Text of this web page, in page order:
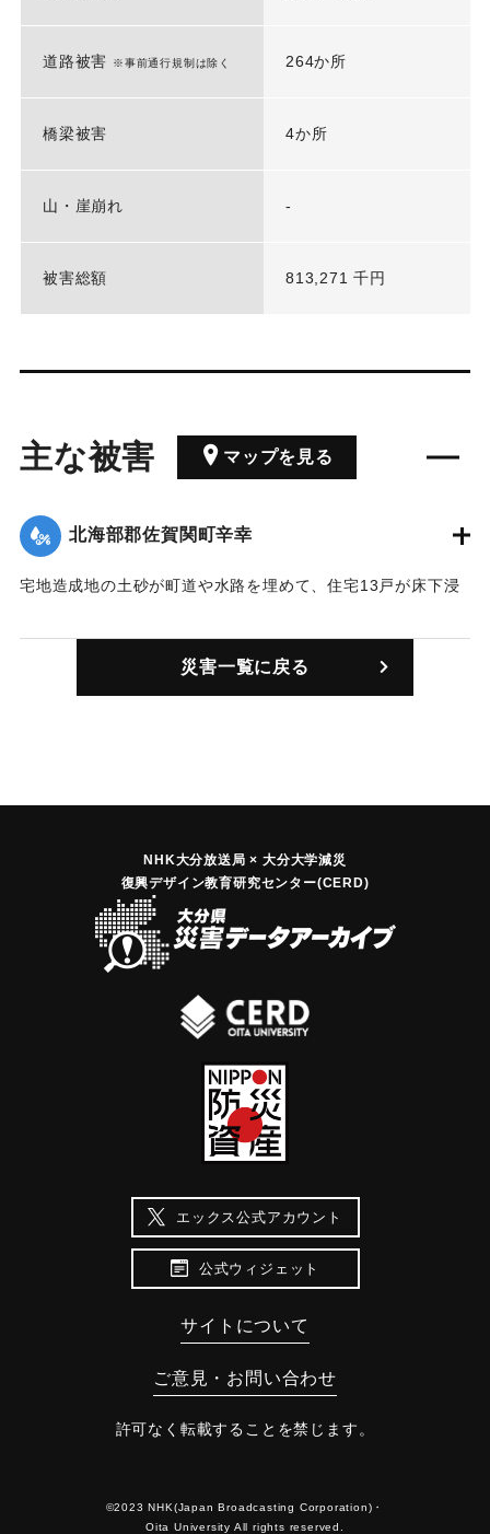
道路被害 ※事前通行規制は除く 264か所
橋梁被害 4か所
山・崖崩れ -
被害総額 813,271 千円
主な被害 マップを見る
北海部郡佐賀関町辛幸
宅地造成地の土砂が町道や水路を埋めて、住宅13戸が床下浸
災害一覧に戻る
NHK大分放送局 × 大分大学減災
復興デザイン教育研究センター(CERD)
エックス公式アカウント
公式ウィジェット
サイトについて
ご意見・お問い合わせ
許可なく転載することを禁じます。
©2023 NHK(Japan Broadcasting Corporation)・
Oita University All rights reserved.